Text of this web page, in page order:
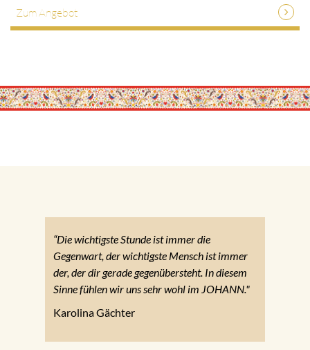
Zum Angebot
“Die wichtigste Stunde ist immer die
Gegenwart, der wichtigste Mensch ist immer
der, der dir gerade gegenübersteht. In diesem
Sinne fühlen wir uns sehr wohl im JOHANN."
Karolina Gächter